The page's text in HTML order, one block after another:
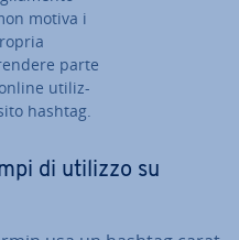
motiva i
parte
uti­liz­
hashtag.
di utilizzo su